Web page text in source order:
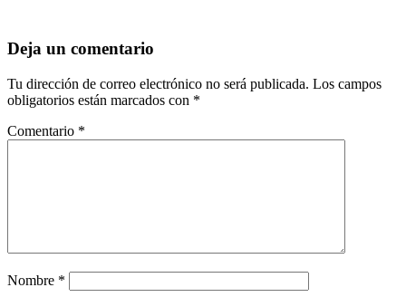
Deja un comentario
Tu dirección de correo electrónico no será publicada. Los campos
obligatorios están marcados con *
Comentario *
Nombre *